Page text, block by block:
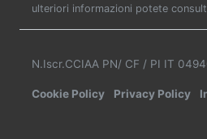
ulteriori informazioni potete
N.Iscr.CCIAA PN/ CF / PI IT
Cookie Policy Privacy Policy